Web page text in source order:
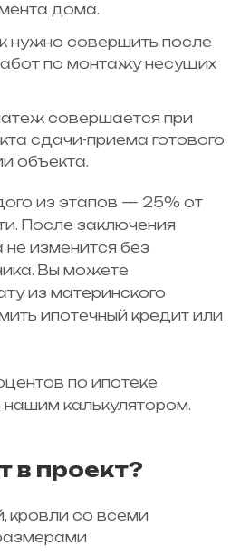
дома.
нужно совершить после
по монтажу несущих
совершается при
сдачи-приема готового
объекта.
из этапов — 25% от
После заключения
изменится без
Вы можете
из материнского
ипотечный кредит или
по ипотеке
нашим калькулятором.
в проект?
кровли со всеми